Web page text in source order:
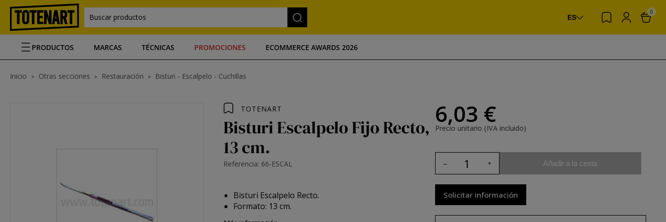
Buscar productos ES
0
PRODUCTOS MARCAS TÉCNICAS PROMOCIONES ECOMMERCE AWARDS 2026
Inicio Otras secciones Restauración Bisturi - Escalpelo - Cuchillas
TOTENART
Bisturi Escalpelo Fijo Recto,
13 cm.
Referencia: 66-ESCAL
Bisturi Escalpelo Recto.
Formato: 13 cm.
6,03 €
Precio unitario (IVA incluido)
Añadir a la cesta
Solicitar información